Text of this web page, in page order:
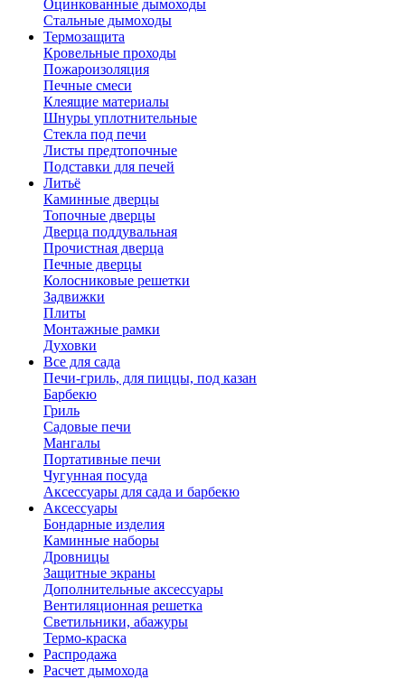
Оцинкованные дымоходы
Стальные дымоходы
Термозащита
Кровельные проходы
Пожароизоляция
Печные смеси
Клеящие материалы
Шнуры уплотнительные
Стекла под печи
Листы предтопочные
Подставки для печей
Литьё
Каминные дверцы
Топочные дверцы
Дверца поддувальная
Прочистная дверца
Печные дверцы
Колосниковые решетки
Задвижки
Плиты
Монтажные рамки
Духовки
Все для сада
Печи-гриль, для пиццы, под казан
Барбекю
Гриль
Садовые печи
Мангалы
Портативные печи
Чугунная посуда
Аксессуары для сада и барбекю
Аксессуары
Бондарные изделия
Каминные наборы
Дровницы
Защитные экраны
Дополнительные аксессуары
Вентиляционная решетка
Светильники, абажуры
Термо-краска
Распродажа
Расчет дымохода